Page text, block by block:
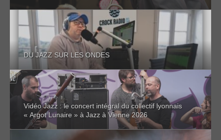
DU JAZZ SUR LES ONDES
Vidéo Jazz : le concert intégral du collectif lyonnais
« Argot Lunaire » à Jazz à Vienne 2026